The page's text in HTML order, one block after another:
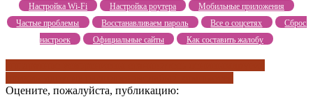
Настройка Wi-Fi Настройка роутера
Мобильные приложения
Частые проблемы
Восстанавливаем пароль Все о соцсетях
Сброс
настроек
Официальные сайты Как составить жалобу
Оцените, пожалуйста, публикацию: